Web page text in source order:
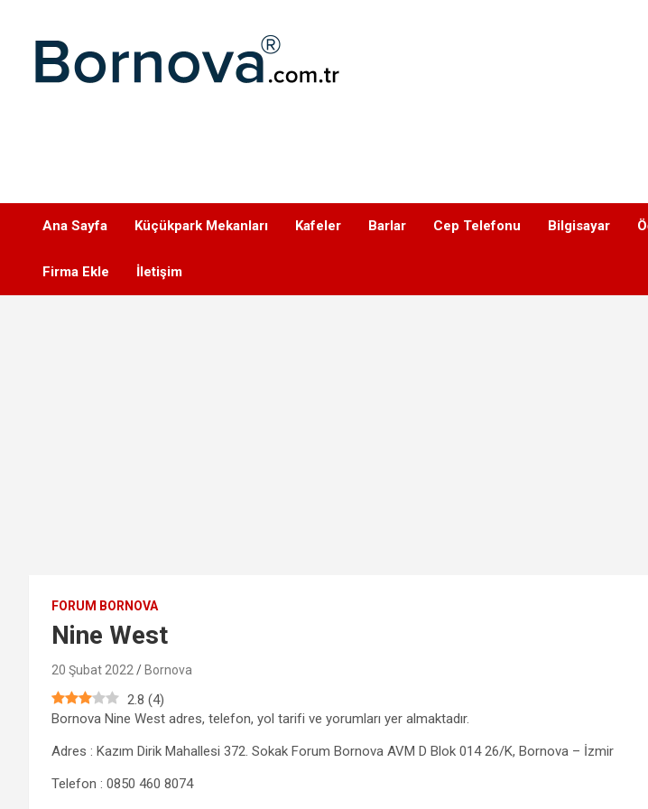
Ana Sayfa Küçükpark Mekanları Kafeler Barlar Cep Telefonu Bilgisayar
Firma Ekle İletişim
FORUM BORNOVA
Nine West
20 Şubat 2022 Bornova
2.8 (4)
Bornova Nine West adres, telefon, yol tarifi ve yorumları yer almaktadır.
Adres : Kazım Dirik Mahallesi 372. Sokak Forum Bornova AVM D Blok 014 26/K, Bornova – İzmir
Telefon : 0850 460 8074